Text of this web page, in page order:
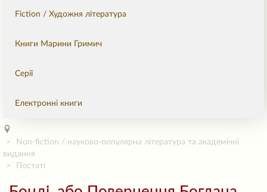
Fiction / Художня література
Книги Марини Гримич
Серії
Електронні книги
Non-fiction / науково-популярна література та академічні
видання
Постаті